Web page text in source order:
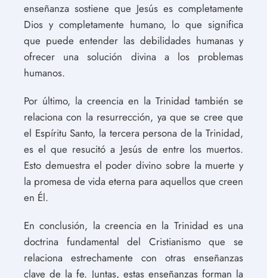
enseñanza sostiene que Jesús es completamente
Dios y completamente humano, lo que significa
que puede entender las debilidades humanas y
ofrecer una solución divina a los problemas
humanos.
Por último, la creencia en la Trinidad también se
relaciona con la resurrección, ya que se cree que
el Espíritu Santo, la tercera persona de la Trinidad,
es el que resucitó a Jesús de entre los muertos.
Esto demuestra el poder divino sobre la muerte y
la promesa de vida eterna para aquellos que creen
en Él.
En conclusión, la creencia en la Trinidad es una
doctrina fundamental del Cristianismo que se
relaciona estrechamente con otras enseñanzas
clave de la fe. Juntas, estas enseñanzas forman la